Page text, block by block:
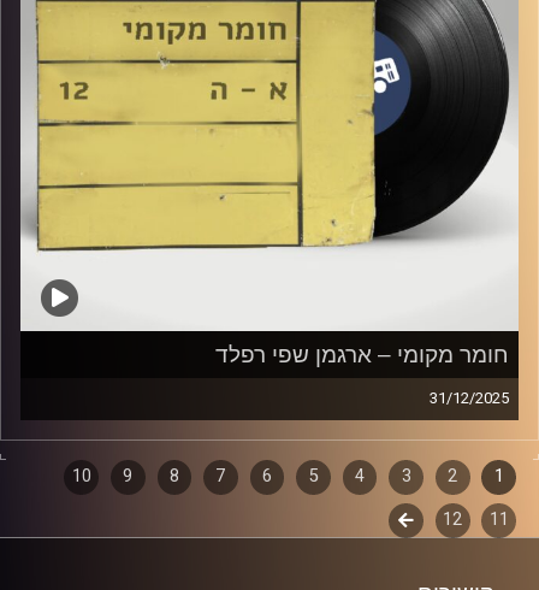
חומר מקומי – ארגמן שפי רפלד
31/12/2025
שעה של מוזיקה ישראלית עם ארגמן שפי רפלד
קרדיט תמונות:Elior Buchnik
דפדוף
פרקים
1
2
3
4
5
6
7
8
9
10
11
12
לשלב